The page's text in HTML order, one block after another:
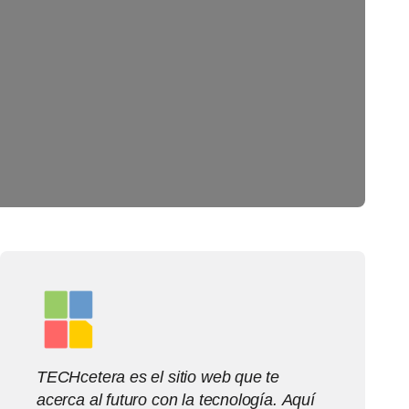
TECHcetera es el sitio web que te
acerca al futuro con la tecnología. Aquí